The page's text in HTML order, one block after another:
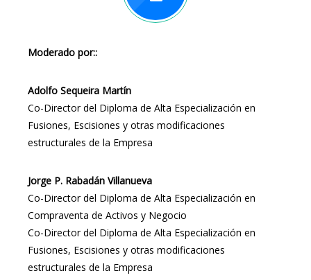
Moderado por::
Adolfo Sequeira Martín
Co-Director del Diploma de Alta Especialización en
Fusiones, Escisiones y otras modificaciones
estructurales de la Empresa
Jorge P. Rabadán Villanueva
Co-Director del Diploma de Alta Especialización en
Compraventa de Activos y Negocio
Co-Director del Diploma de Alta Especialización en
Fusiones, Escisiones y otras modificaciones
estructurales de la Empresa